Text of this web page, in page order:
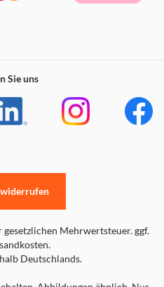
Sie uns
Mehrwertsteuer. ggf.
Deutschlands.